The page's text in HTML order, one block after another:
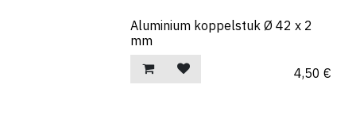
Aluminium koppelstuk Ø 42 x 2
mm
4,50 €